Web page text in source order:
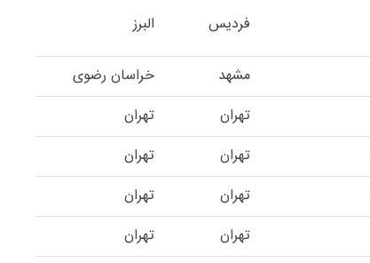
فردیس البرز
مشهد
خراسان رضوی
تهران
تهران
تهران
تهران
تهران
تهران
تهران
تهران